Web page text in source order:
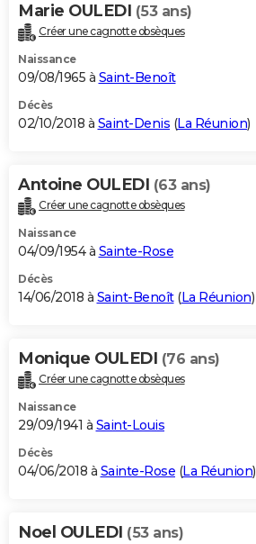
Marie OULEDI (53 ans)
Créer une cagnotte obsèques
Naissance
09/08/1965 à Saint-Benoît
Décès
02/10/2018 à Saint-Denis (La Réunion)
Antoine OULEDI (63 ans)
Créer une cagnotte obsèques
Naissance
04/09/1954 à Sainte-Rose
Décès
14/06/2018 à Saint-Benoît(La Réunion)
Monique OULEDI (76 ans)
Créer une cagnotte obsèques
Naissance
29/09/1941 à Saint-Louis
Décès
04/06/2018 à Sainte-Rose (La Réunion)
Noel OULEDI (53 ans)